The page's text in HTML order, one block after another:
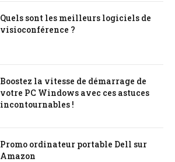
Quels sont les meilleurs logiciels de
visioconférence ?
Boostez la vitesse de démarrage de
votre PC Windows avec ces astuces
incontournables !
Promo ordinateur portable Dell sur
Amazon